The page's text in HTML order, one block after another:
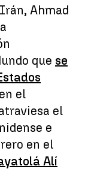
Ahmad
que se
el
el
e
en el
Alí